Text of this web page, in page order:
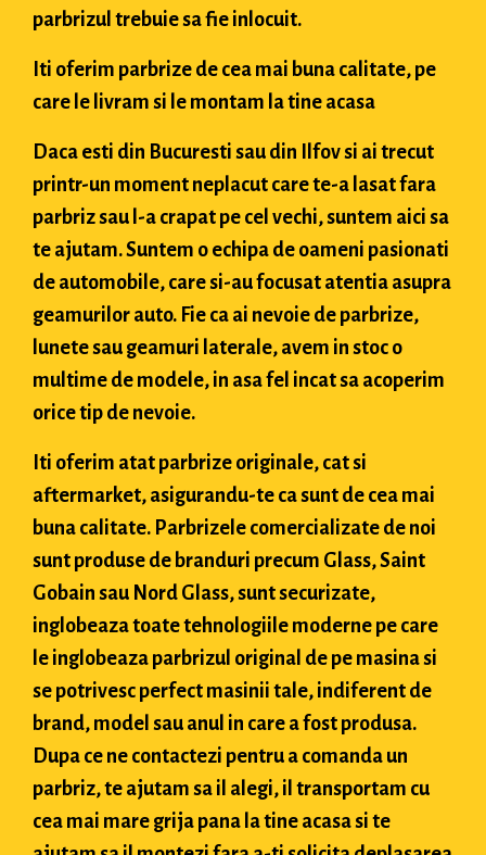
parbrizul trebuie sa fie inlocuit.
Iti oferim parbrize de cea mai buna calitate, pe
care le livram si le montam la tine acasa
Daca esti din Bucuresti sau din Ilfov si ai trecut
printr-un moment neplacut care te-a lasat fara
parbriz sau l-a crapat pe cel vechi, suntem aici sa
te ajutam. Suntem o echipa de oameni pasionati
de automobile, care si-au focusat atentia asupra
geamurilor auto. Fie ca ai nevoie de parbrize,
lunete sau geamuri laterale, avem in stoc o
multime de modele, in asa fel incat sa acoperim
orice tip de nevoie.
Iti oferim atat parbrize originale, cat si
aftermarket, asigurandu-te ca sunt de cea mai
buna calitate. Parbrizele comercializate de noi
sunt produse de branduri precum Glass, Saint
Gobain sau Nord Glass, sunt securizate,
inglobeaza toate tehnologiile moderne pe care
le inglobeaza parbrizul original de pe masina si
se potrivesc perfect masinii tale, indiferent de
brand, model sau anul in care a fost produsa.
Dupa ce ne contactezi pentru a comanda un
parbriz, te ajutam sa il alegi, il transportam cu
cea mai mare grija pana la tine acasa si te